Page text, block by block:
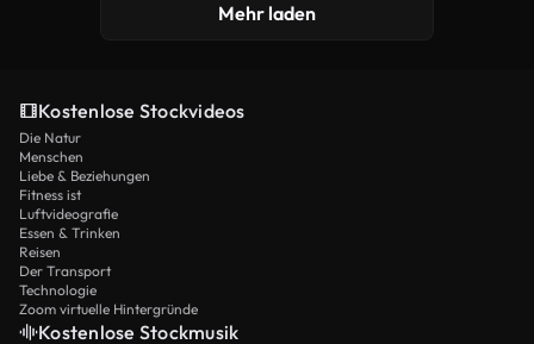
Mehr laden
Kostenlose Stockvideos
Die Natur
Menschen
Liebe & Beziehungen
Fitness ist
Luftvideografie
Essen & Trinken
Reisen
Der Transport
Technologie
Zoom virtuelle Hintergründe
Kostenlose Stockmusik